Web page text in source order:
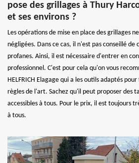
pose des grillages à Thury
et ses environs ?
Les opérations de mise en place des grillages
négligées. Dans ce cas, il n'est pas conseillé de
profanes. Ainsi, il est nécessaire d'entrer en
professionnel. C'est pour cela qu'on vous
HELFRICH Elagage qui a les outils adaptés
règles de l'art. Sachez qu'il peut proposer des
accessibles à tous. Pour le prix, il est toujours
à tous.